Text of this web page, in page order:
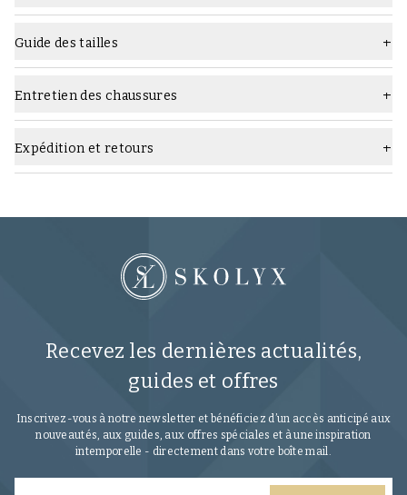
Type Richelieu
Largeur F (standard)
Couleur
Guide des tailles
Entretien des chaussures
Quels produits d'entretien utiliser :
Expédition et retours
Recevez les dernières actualités,
guides et offres
Inscrivez-vous à notre newsletter et bénéficiez d’un accès anticipé aux
nouveautés, aux guides, aux offres spéciales et à une inspiration
intemporelle - directement dans votre boîte mail.